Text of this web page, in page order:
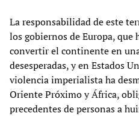
La responsabilidad de este
los gobiernos de Europa, que
convertir el continente en
desesperadas, y en Estados
violencia imperialista ha
Oriente Próximo y África,
precedentes de personas a